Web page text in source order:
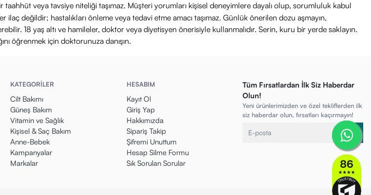
taahhüt veya tavsiye niteliği taşımaz. Müşteri yorumları kişisel deneyimlere dayalı olup, sorumluluk kabul
değildir; hastalıkları önleme veya tedavi etme amacı taşımaz. Günlük önerilen dozu aşmayın,
18 yaş altı ve hamileler, doktor veya diyetisyen önerisiyle kullanmalıdır. Serin, kuru bir yerde saklayın.
öğrenmek için doktorunuza danışın.
KATEGORİLER
Cilt Bakımı
Güneş Bakım
Vitamin ve Sağlık
Kişisel & Saç Bakım
Anne-Bebek
Kampanyalar
Markalar
HESABIM
Kayıt Ol
Giriş Yap
Hakkımızda
Sipariş Takip
Şifremi Unuttum
Hesap Silme Formu
Sık Sorulan Sorular
Tüm Fırsatlardan İlk Siz Haberdar
Olun!
Yeni ürünlerimizden ve özel tekliflerden ilk
siz haberdar olun, fırsatları kaçırmayın!